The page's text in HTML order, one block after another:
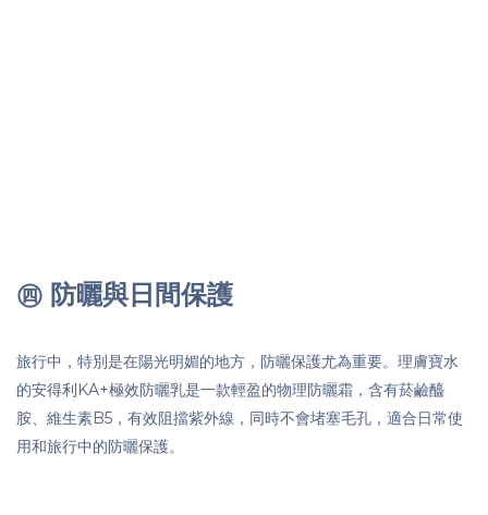
㊃ 防曬與日間保護
旅行中，特別是在陽光明媚的地方，防曬保護尤為重要。理膚寶水
的安得利KA+極效防曬乳是一款輕盈的物理防曬霜，含有菸鹼醯
胺、維生素B5，有效阻擋紫外線，同時不會堵塞毛孔，適合日常使
用和旅行中的防曬保護。